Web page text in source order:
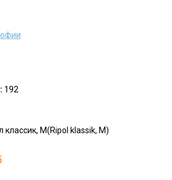
192
классик, М(Ripol klassik, M)